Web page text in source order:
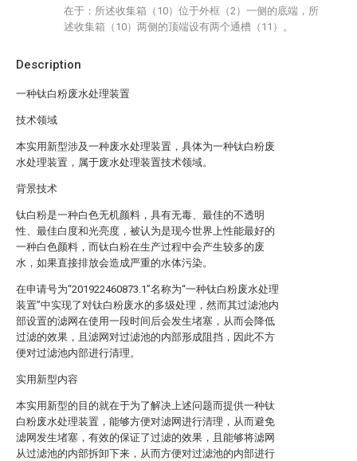
Description
一种钛白粉废水处理装置
技术领域
本实用新型涉及一种废水处理装置，具体为一种钛白粉废
水处理装置，属于废水处理装置技术领域。
背景技术
钛白粉是一种白色无机颜料，具有无毒、最佳的不透明
性、最佳白度和光亮度，被认为是现今世界上性能最好的
一种白色颜料，而钛白粉在生产过程中会产生较多的废
水，如果直接排放会造成严重的水体污染。
在申请号为“201922460873.1”名称为“一种钛白粉废水处理
装置”中实现了对钛白粉废水的多级处理，然而其过滤池内
部设置的滤网在使用一段时间后会发生堵塞，从而会降低
过滤的效果，且滤网对过滤池的内部形成阻挡，因此不方
便对过滤池内部进行清理。
实用新型内容
本实用新型的目的就在于为了解决上述问题而提供一种钛
白粉废水处理装置，能够方便对滤网进行清理，从而避免
滤网发生堵塞，有效的保证了过滤的效果，且能够将滤网
从过滤池的内部拆卸下来，从而方便对过滤池的内部进行
在于：所述收集箱（10）位于外框（2）一侧的底端，所
述收集箱（10）两侧的顶端设有两个通槽（11）。